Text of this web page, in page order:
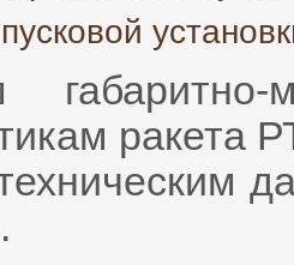
ракета